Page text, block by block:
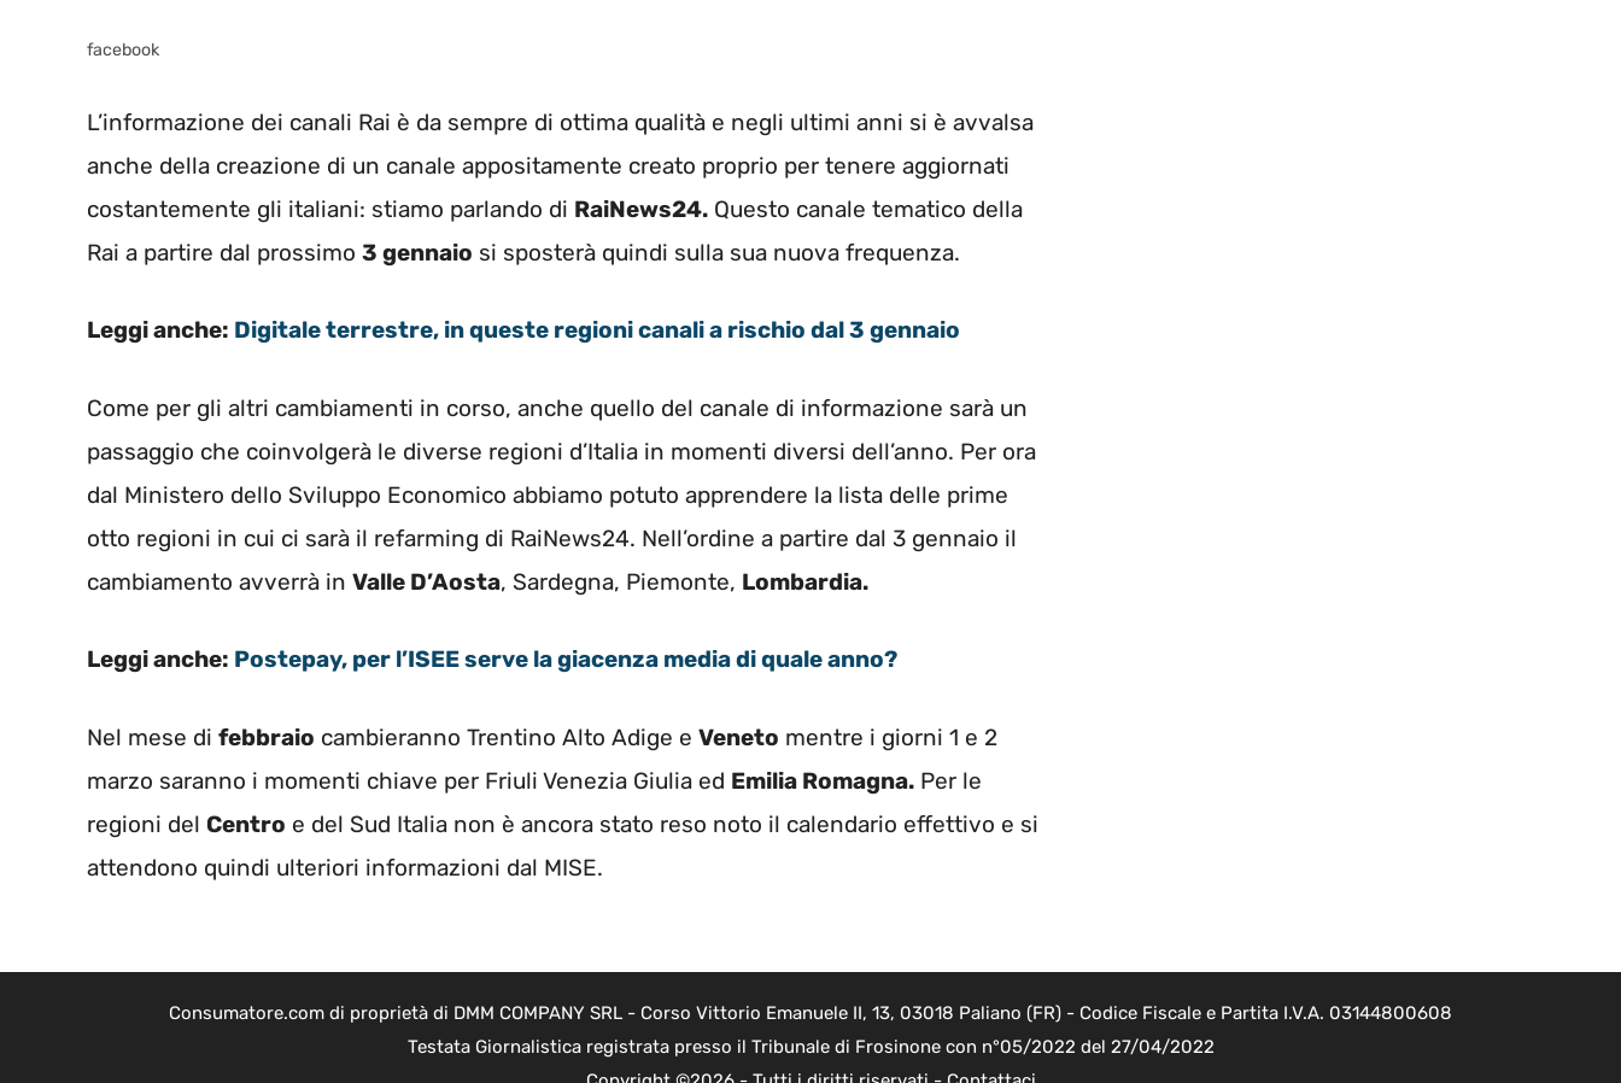
facebook
L’informazione dei canali Rai è da sempre di ottima qualità e negli ultimi anni si è avvalsa
anche della creazione di un canale appositamente creato proprio per tenere aggiornati
costantemente gli italiani: stiamo parlando di RaiNews24. Questo canale tematico della
Rai a partire dal prossimo 3 gennaio si sposterà quindi sulla sua nuova frequenza.
Leggi anche: Digitale terrestre, in queste regioni canali a rischio dal 3 gennaio
Come per gli altri cambiamenti in corso, anche quello del canale di informazione sarà un
passaggio che coinvolgerà le diverse regioni d’Italia in momenti diversi dell’anno. Per ora
dal Ministero dello Sviluppo Economico abbiamo potuto apprendere la lista delle prime
otto regioni in cui ci sarà il refarming di RaiNews24. Nell’ordine a partire dal 3 gennaio il
cambiamento avverrà in Valle D’Aosta, Sardegna, Piemonte, Lombardia.
Leggi anche: Postepay, per l’ISEE serve la giacenza media di quale anno?
Nel mese di febbraio cambieranno Trentino Alto Adige e Veneto mentre i giorni 1 e 2
marzo saranno i momenti chiave per Friuli Venezia Giulia ed Emilia Romagna. Per le
regioni del Centro e del Sud Italia non è ancora stato reso noto il calendario effettivo e si
attendono quindi ulteriori informazioni dal MISE.
Consumatore.com di proprietà di DMM COMPANY SRL - Corso Vittorio Emanuele II, 13, 03018 Paliano (FR) - Codice Fiscale e Partita I.V.A. 03144800608
Testata Giornalistica registrata presso il Tribunale di Frosinone con n°05/2022 del 27/04/2022